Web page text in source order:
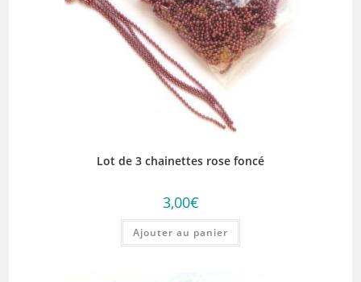
Lot de 3 chainettes rose foncé
3,00€
Ajouter au panier